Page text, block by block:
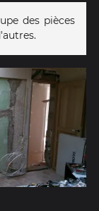
des pièces